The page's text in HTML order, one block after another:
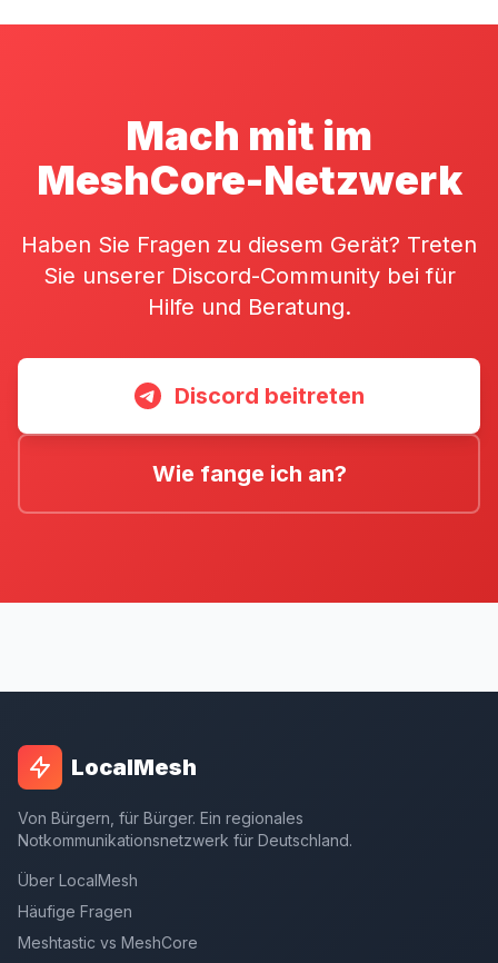
Mach mit im
MeshCore-Netzwerk
Haben Sie Fragen zu diesem Gerät? Treten
Sie unserer Discord-Community bei für
Hilfe und Beratung.
Discord beitreten
Wie fange ich an?
LocalMesh
Von Bürgern, für Bürger. Ein regionales
Notkommunikationsnetzwerk für Deutschland.
Über LocalMesh
Häufige Fragen
Meshtastic vs MeshCore